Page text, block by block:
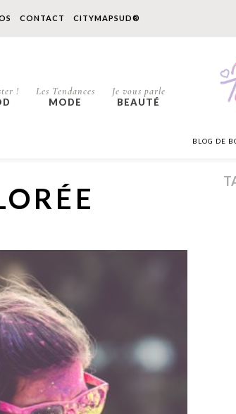
CONTACT CITYMAPSUD®
! Les Tendances
MODE
Je vous parle
BEAUTÉ
BLOG DE